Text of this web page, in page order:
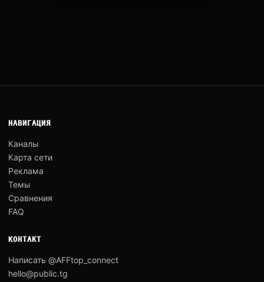
НАВИГАЦИЯ
Каналы
Карта сети
Реклама
Темы
Сравнения
FAQ
КОНТАКТ
Написать @AFFtop_connect
hello@public.tg